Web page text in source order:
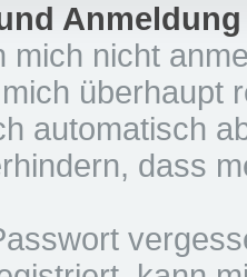
Anmeldung
mich nicht
überhaupt
automatisch
dass